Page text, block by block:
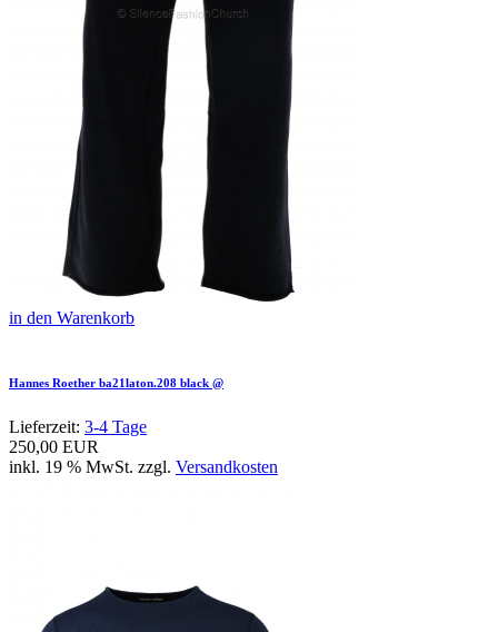
in den Warenkorb
Hannes Roether ba21laton.208 black @
Lieferzeit: 3-4 Tage
250,00 EUR
inkl. 19 % MwSt. zzgl. Versandkosten